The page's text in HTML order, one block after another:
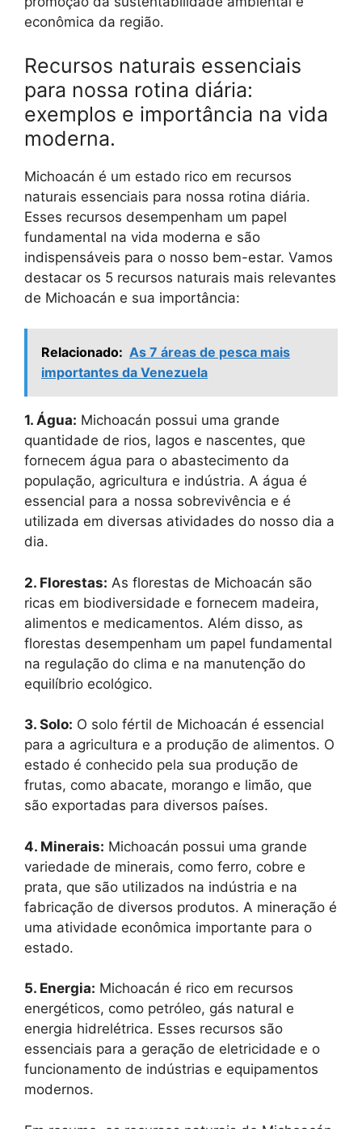
econômica da região.
Recursos naturais essenciais
para nossa rotina diária:
exemplos e importância na vida
moderna.
Michoacán é um estado rico em recursos
naturais essenciais para nossa rotina diária.
Esses recursos desempenham um papel
fundamental na vida moderna e são
indispensáveis para o nosso bem-estar. Vamos
destacar os 5 recursos naturais mais relevantes
de Michoacán e sua importância:
Relacionado: As 7 áreas de pesca mais
importantes da Venezuela
1. Água: Michoacán possui uma grande
quantidade de rios, lagos e nascentes, que
fornecem água para o abastecimento da
população, agricultura e indústria. A água é
essencial para a nossa sobrevivência e é
utilizada em diversas atividades do nosso dia a
dia.
2. Florestas: As florestas de Michoacán são
ricas em biodiversidade e fornecem madeira,
alimentos e medicamentos. Além disso, as
florestas desempenham um papel fundamental
na regulação do clima e na manutenção do
equilíbrio ecológico.
3. Solo: O solo fértil de Michoacán é essencial
para a agricultura e a produção de alimentos. O
estado é conhecido pela sua produção de
frutas, como abacate, morango e limão, que
são exportadas para diversos países.
4. Minerais: Michoacán possui uma grande
variedade de minerais, como ferro, cobre e
prata, que são utilizados na indústria e na
fabricação de diversos produtos. A mineração é
uma atividade econômica importante para o
estado.
5. Energia: Michoacán é rico em recursos
energéticos, como petróleo, gás natural e
energia hidrelétrica. Esses recursos são
essenciais para a geração de eletricidade e o
funcionamento de indústrias e equipamentos
modernos.